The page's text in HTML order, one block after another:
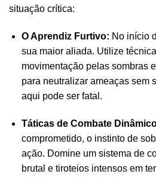
situação crítica:
O Aprendiz Furtivo: No início
sua maior aliada. Utilize
movimentação pelas sombras
para neutralizar ameaças sem
aqui pode ser fatal.
Táticas de Combate
comprometido, o instinto de
ação. Domine um sistema de
brutal e tiroteios intensos em